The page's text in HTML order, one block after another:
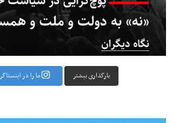
بارگذاری بیشتر ما را در